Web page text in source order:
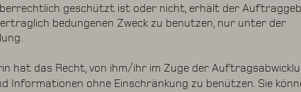
geschützt ist oder nicht, erhält der
bedungenen Zweck zu benutzen, nur unter der
hat das Recht, von ihm/ihr im Zuge der
Informationen ohne Einschränkung zu benützen. Sie